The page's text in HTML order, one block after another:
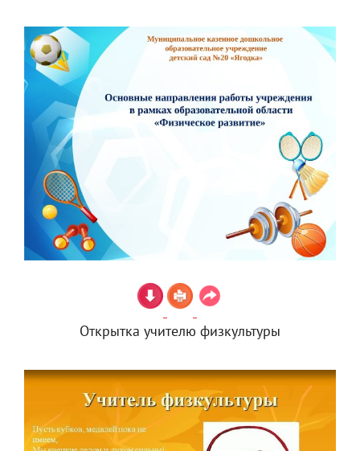
Открытка учителю физкультуры